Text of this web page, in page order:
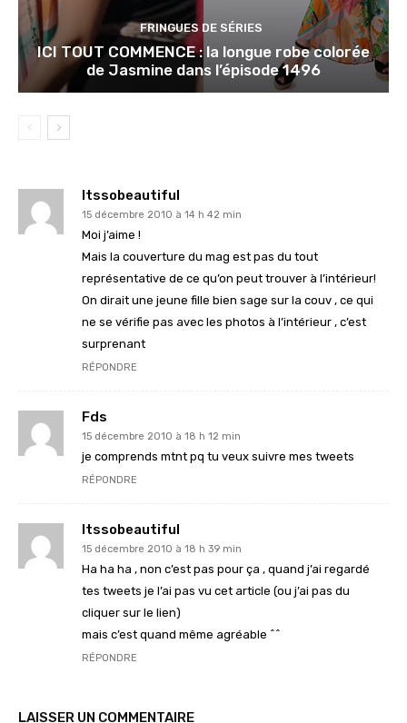
FRINGUES DE SÉRIES
ICI TOUT COMMENCE : la longue robe colorée
de Jasmine dans l’épisode 1496
Itssobeautiful
15 décembre 2010 à 14 h 42 min
Moi j’aime !
Mais la couverture du mag est pas du tout
représentative de ce qu’on peut trouver à l’intérieur!
On dirait une jeune fille bien sage sur la couv , ce qui
ne se vérifie pas avec les photos à l’intérieur , c’est
surprenant
RÉPONDRE
Fds
15 décembre 2010 à 18 h 12 min
je comprends mtnt pq tu veux suivre mes tweets
RÉPONDRE
Itssobeautiful
15 décembre 2010 à 18 h 39 min
Ha ha ha , non c’est pas pour ça , quand j’ai regardé
tes tweets je l’ai pas vu cet article (ou j’ai pas du
cliquer sur le lien)
mais c’est quand même agréable ^^
RÉPONDRE
LAISSER UN COMMENTAIRE